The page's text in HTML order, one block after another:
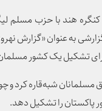
هند با حزب مسلم
تشکیل یک کشور
شبه‌قاره کرد و
را تشکیل دهد.